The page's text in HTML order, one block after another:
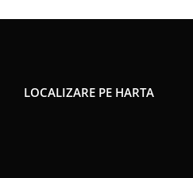
LOCALIZARE PE HARTA